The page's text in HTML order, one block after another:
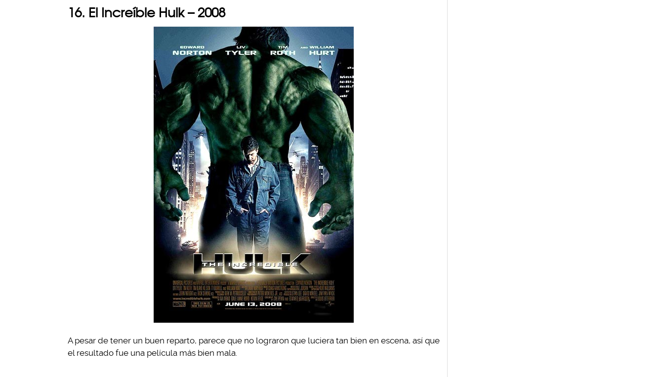
16. El Increíble Hulk – 2008
A pesar de tener un buen reparto, parece que no lograron que luciera tan bien en escena, así que
el resultado fue una película más bien mala.